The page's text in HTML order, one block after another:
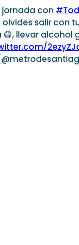
jornada con
salir con
llevar alcohol